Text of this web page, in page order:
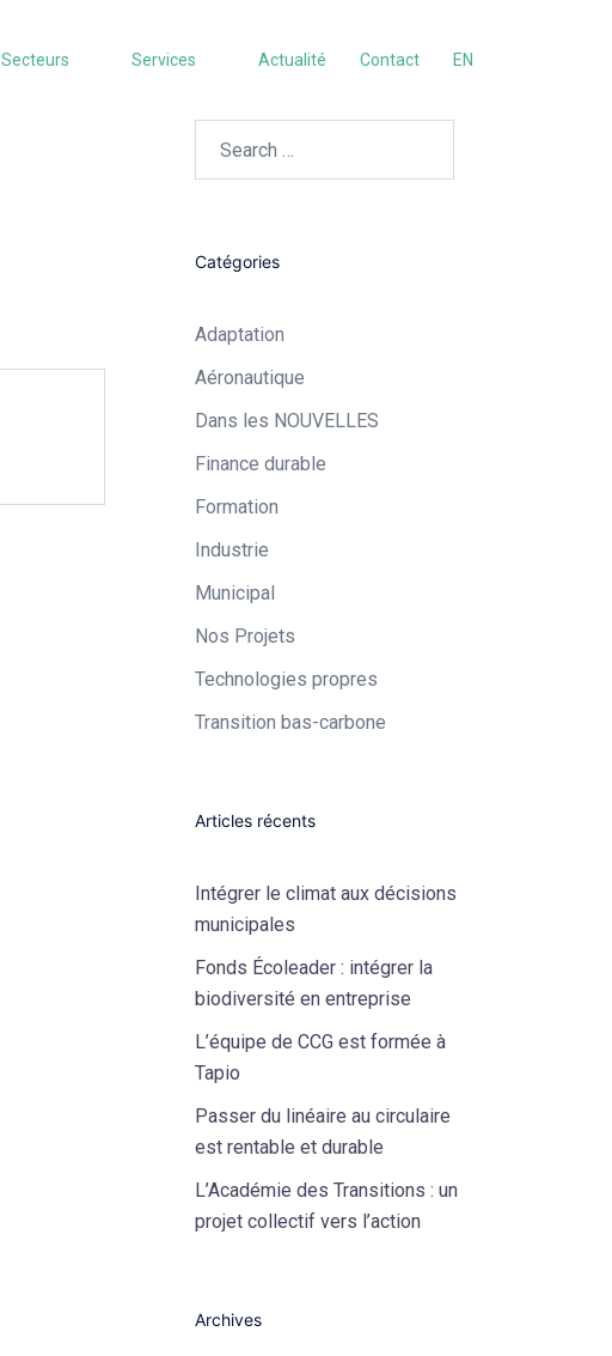
Secteurs Services Actualité Contact EN
Catégories
Adaptation
Aéronautique​
Dans les NOUVELLES
Finance durable
Formation
Industrie​
Municipal​
Nos Projets
Technologies propres​
Transition bas-carbone
Articles récents
Intégrer le climat aux décisions
municipales
Fonds Écoleader : intégrer la
biodiversité en entreprise
L’équipe de CCG est formée à
Tapio
Passer du linéaire au circulaire
est rentable et durable
L’Académie des Transitions : un
projet collectif vers l’action
Archives